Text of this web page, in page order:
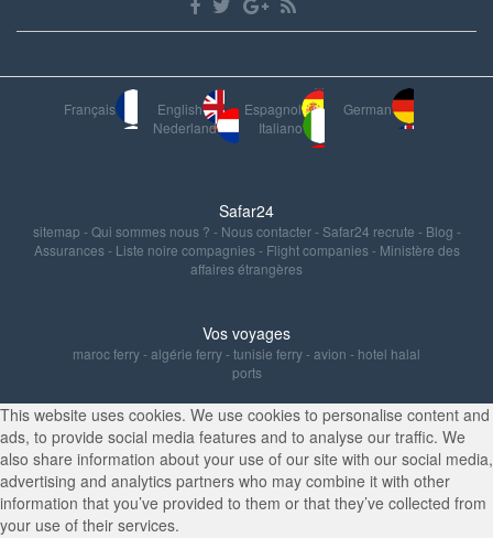
Français English Espagnol
German
Nederland
Italiano
Safar24
sitemap -Qui sommes nous ? - Nous contacter-Safar24 recrute - Blog -
Assurances- Liste noire compagnies- Flight companies- Ministère des
affaires étrangères
Vos voyages
maroc ferry-algérie ferry-tunisie ferry-avion - hotel halal
ports
This website uses cookies. We use cookies to personalise content and
ads, to provide social media features and to analyse our traffic. We
also share information about your use of our site with our social media,
advertising and analytics partners who may combine it with other
information that you’ve provided to them or that they’ve collected from
your use of their services.